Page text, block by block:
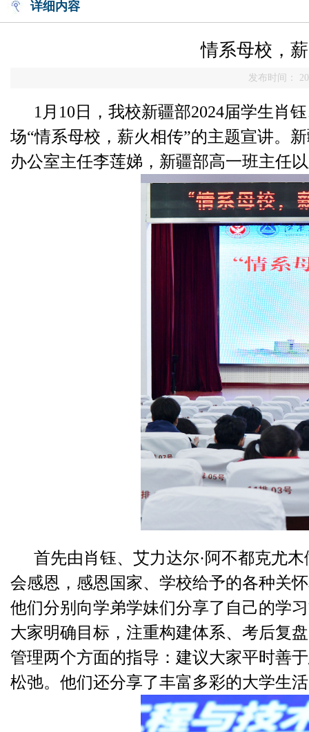
详细内容
情系母校，
发布时间：
1月 10 日，我校新疆部2024届学生肖
场“情系母校，薪火相传”的主题宣讲。
办公室主任李莲娣，新疆部高一班主任
首先由肖钰、艾力达尔·阿不都克尤
会感恩，感恩国家、学校给予的各种关
他们分别向学弟学妹们分享了自己的学
大家明确目标，注重构建体系、考后复
管理两个方面的指导：建议大家平时善
松弛。他们还分享了丰富多彩的大学生